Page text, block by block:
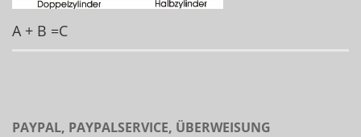
A + B =C
PAYPAL, PAYPALSERVICE, ÜBERWEISUNG